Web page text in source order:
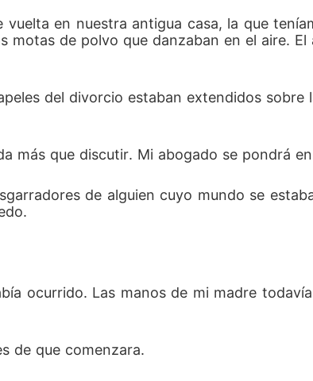
en nuestra antigua casa, la que
motas de polvo que danzaban en el aire. El
del divorcio estaban extendidos sobre
más que discutir. Mi abogado se pondrá
de alguien cuyo mundo se
ocurrido. Las manos de mi madre
de que comenzara.